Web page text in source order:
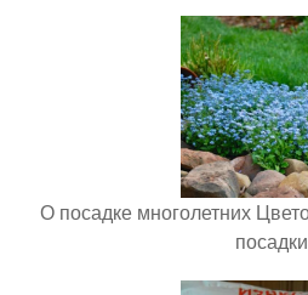
О посадке многолетних
посадки